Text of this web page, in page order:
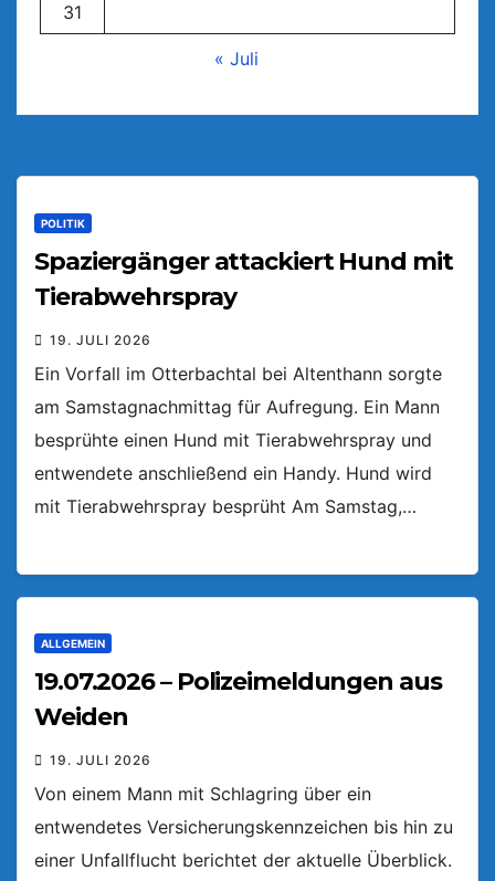
31
« Juli
POLITIK
Spaziergänger attackiert Hund mit
Tierabwehrspray
19. JULI 2026
Ein Vorfall im Otterbachtal bei Altenthann sorgte
am Samstagnachmittag für Aufregung. Ein Mann
besprühte einen Hund mit Tierabwehrspray und
entwendete anschließend ein Handy. Hund wird
mit Tierabwehrspray besprüht Am Samstag,…
ALLGEMEIN
19.07.2026 – Polizeimeldungen aus
Weiden
19. JULI 2026
Von einem Mann mit Schlagring über ein
entwendetes Versicherungskennzeichen bis hin zu
einer Unfallflucht berichtet der aktuelle Überblick.